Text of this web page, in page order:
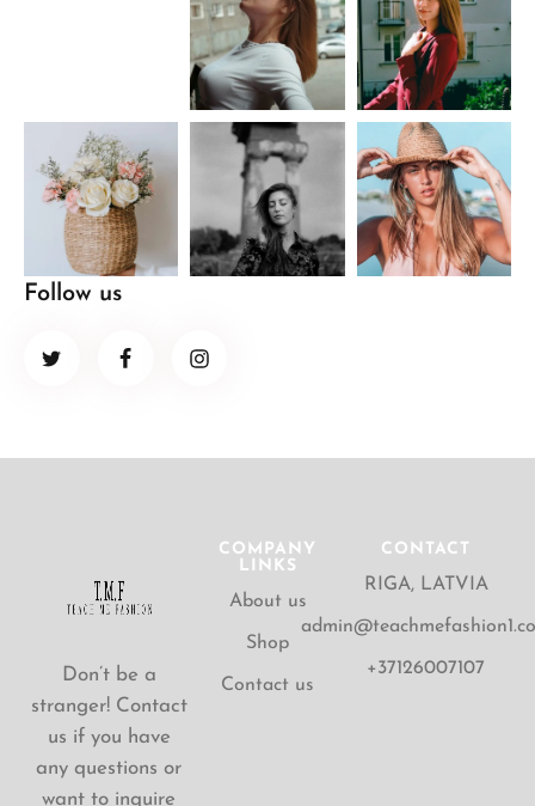
Follow us
Don’t be a
stranger! Contact
us if you have
any questions or
want to inquire
COMPANY
LINKS
About us
Shop
Contact us
CONTACT
RIGA, LATVIA
+37126007107